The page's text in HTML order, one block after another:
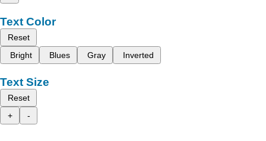
Text Color
Reset
Bright
Blues Gray Inverted
Text Size
Reset
+
-